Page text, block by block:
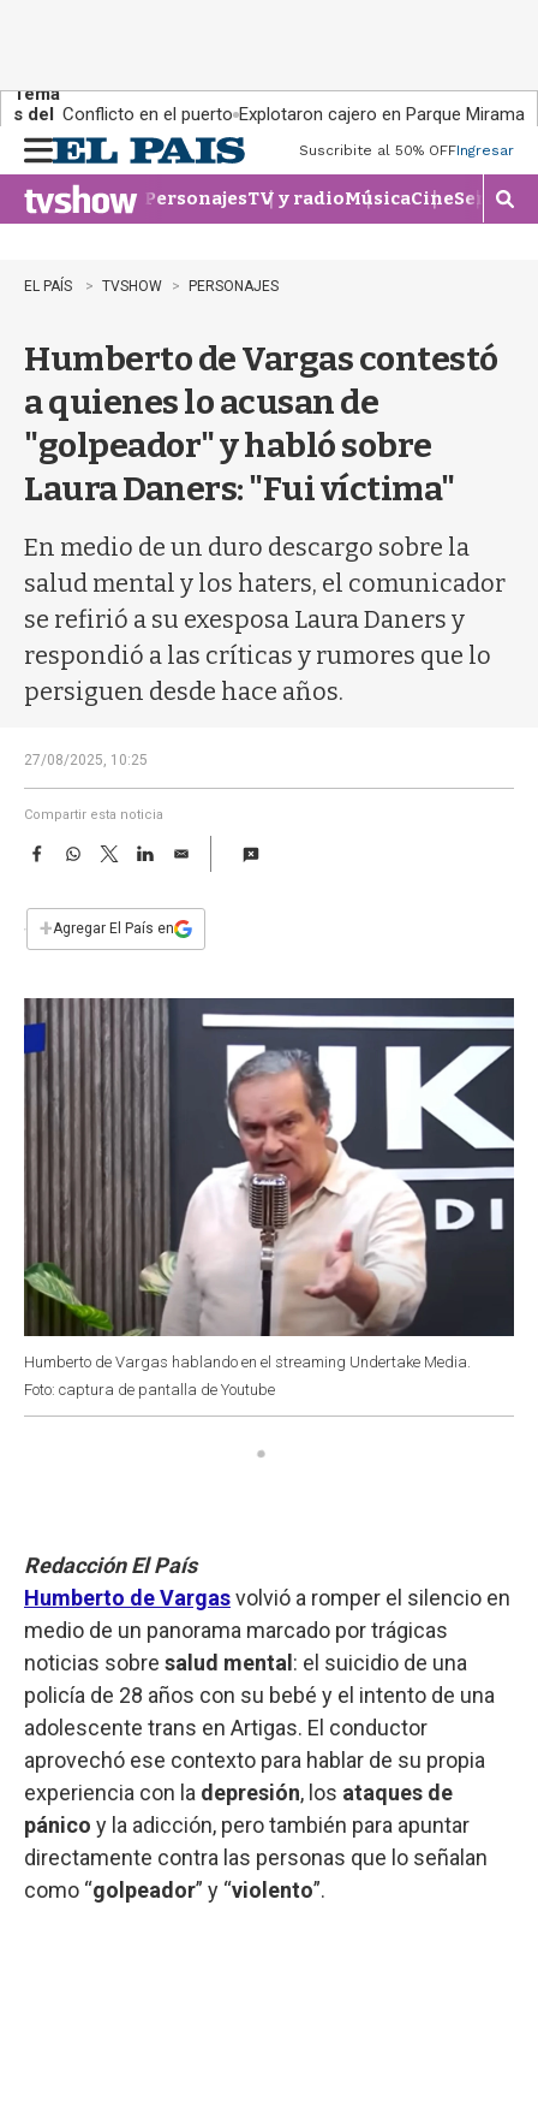
Tema
s del
día:
Conflicto en el puerto Explotaron cajero en Parque Miramar
n
u
Suscribite al 50% OFFIngresar
PersonajesTV y radioMúsicaCineSeries
M
o
EL PAÍS TVSHOW PERSONAJES
Humberto de Vargas contestó
a quienes lo acusan de
"golpeador" y habló sobre
Laura Daners: "Fui víctima"
En medio de un duro descargo sobre la
salud mental y los haters, el comunicador
se refirió a su exesposa Laura Daners y
respondió a las críticas y rumores que lo
persiguen desde hace años.
27/08/2025, 10:25
Compartir esta noticia
F
e
b
k
W
s
T
w
t
L
E
i
l
+Agregar El País en
Humberto de Vargas hablando en el streaming Undertake Media.
Foto: captura de pantalla de Youtube
Redacción El País
Humberto de Vargasvolvió a romper el silencio en
medio de un panorama marcado por trágicas
noticias sobre salud mental : el suicidio de una
policía de 28 años con su bebé y el intento de una
adolescente trans en Artigas. El conductor
aprovechó ese contexto para hablar de su propia
experiencia con la depresión, los ataques de
pánico y la adicción, pero también para apuntar
directamente contra las personas que lo señalan
como “golpeador” y “violento”.